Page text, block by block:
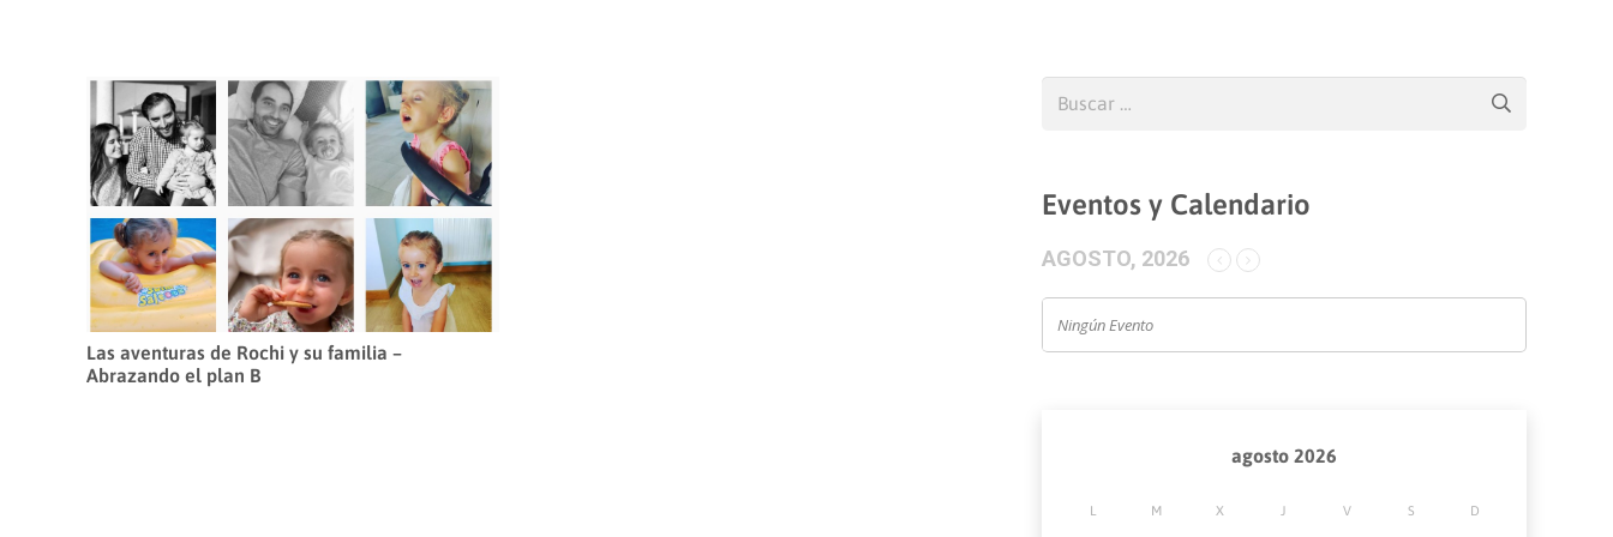
Las aventuras de Rochi y su familia –
Abrazando el plan B
Buscar:
Eventos y Calendario
AGOSTO, 2026
Ningún Evento
agosto 2026
L M X J V S D